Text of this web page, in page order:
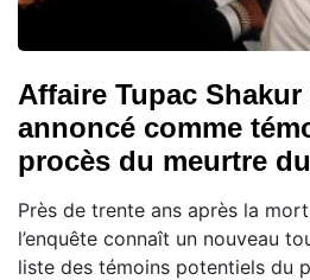
Affaire Tupac
annoncé comme
procès du meurtre
Près de trente ans après la
l’enquête connaît un nouveau
liste des témoins potentiels du